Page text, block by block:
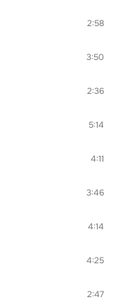
2:58
3:50
2:36
5:14
4:11
3:46
4:14
4:25
2:47